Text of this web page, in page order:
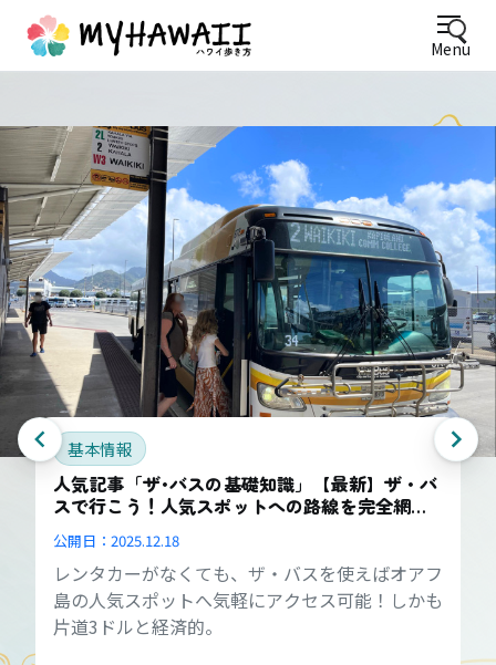
Menu
基本情報
人気記事「ザ･バスの基礎知識」【最新】ザ・バ
スで行こう！人気スポットへの路線を完全網
羅！
公開日： 2025.12.18
レンタカーがなくても、ザ・バスを使えばオアフ
島の人気スポットへ気軽にアクセス可能！しかも
片道3ドルと経済的。